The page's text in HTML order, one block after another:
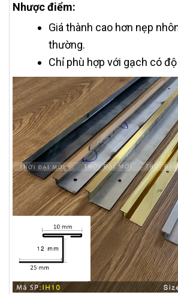
Nhược điểm:
Giá thành cao hơn nẹp
thường.
Chỉ phù hợp với gạch có